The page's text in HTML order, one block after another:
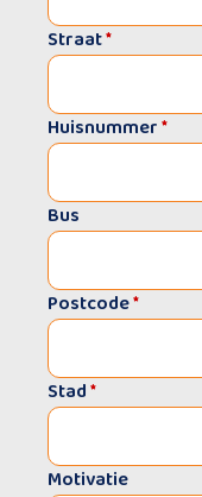
Straat*
Huisnummer*
Bus
Postcode*
Stad*
Motivatie